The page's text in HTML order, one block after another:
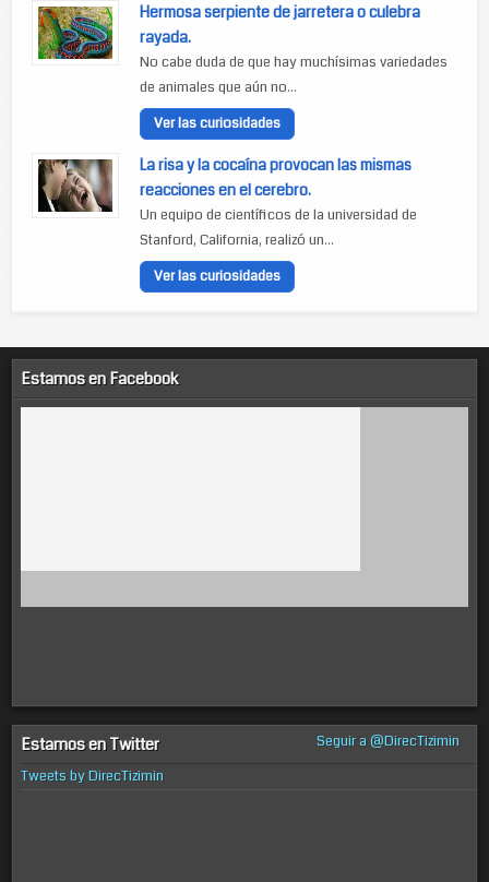
Hermosa serpiente de jarretera o culebra
rayada.
No cabe duda de que hay muchísimas variedades
de animales que aún no...
Ver las curiosidades
La risa y la cocaína provocan las mismas
reacciones en el cerebro.
Un equipo de científicos de la universidad de
Stanford, California, realizó un...
Ver las curiosidades
Estamos en Facebook
Estamos en Twitter
Seguir a @DirecTizimin
Tweets by DirecTizimin